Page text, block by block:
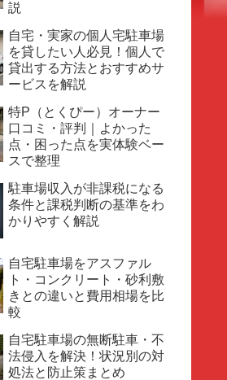
説
自宅・実家の個人宅駐車場
を貸したい人必見！個人で
貸出する方法とおすすめサ
ービスを解説
特P（とくぴー）オーナー
口コミ・評判｜よかった
点・困った点を実体験ベー
スで整理
駐車場収入が非課税になる
条件と課税判断の基準をわ
かりやすく解説
自宅駐車場をアスファル
ト・コンクリート・砂利敷
きとの違いと費用相場を比
較
自宅駐車場の無断駐車・不
法侵入を解決！状況別の対
処法と防止策まとめ